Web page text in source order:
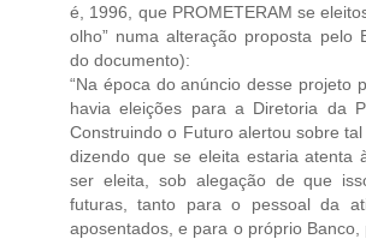
é, 1996, que PROMETERAM se
olho” numa alteração proposta pelo
do documento):
“Na época do anúncio desse projeto
havia eleições para a Diretoria da
Construindo o Futuro alertou sobre tal
dizendo que se eleita estaria atenta
ser eleita, sob alegação de que
futuras, tanto para o pessoal da
aposentados, e para o próprio